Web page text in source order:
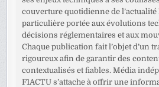
couverture quotidienne de l’actualité
particulière portée aux évolutions
décisions réglementaires et aux
Chaque publication fait l’objet d’un
rigoureux afin de garantir des
contextualisés et fiables. Média
F1ACTU s’attache à offrir une